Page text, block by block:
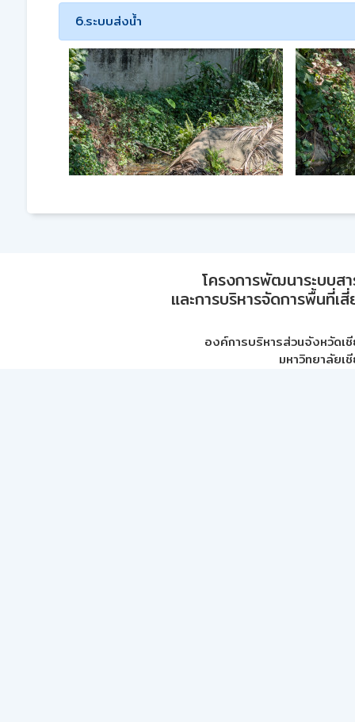
6.ระบบส่งน้ำ
โครงการพัฒนาระบบส
และการบริหารจัดการพื้นที่เ
องค์การบริหารส่วนจังหวัดเ
มหาวิทยาลัยเ